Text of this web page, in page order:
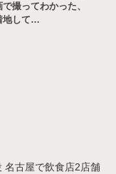
撮ってわかった、
地して…
古屋で飲食店2店舗